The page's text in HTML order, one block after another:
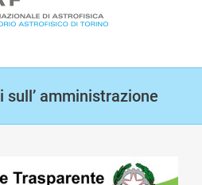
amministrazione